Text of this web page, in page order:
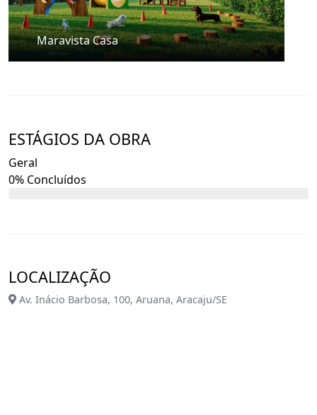
Maravista Casa
ESTÁGIOS DA OBRA
Geral
0% Concluídos
LOCALIZAÇÃO
Av. Inácio Barbosa, 100, Aruana, Aracaju/SE